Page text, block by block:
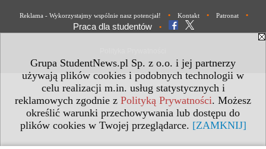
Grupa StudentNews.pl Sp. z o.o. i jej partnerzy
używają plików cookies i podobnych technologii w
celu realizacji m.in. usług statystycznych i
reklamowych zgodnie z Polityką Prywatności. Możesz
określić warunki przechowywania lub dostępu do
plików cookies w Twojej przeglądarce. [ZAMKNIJ]
Reklama - Wykorzystajmy wspólnie nasz potencjał! • Kontakt • Patronat •
Praca dla studentów •